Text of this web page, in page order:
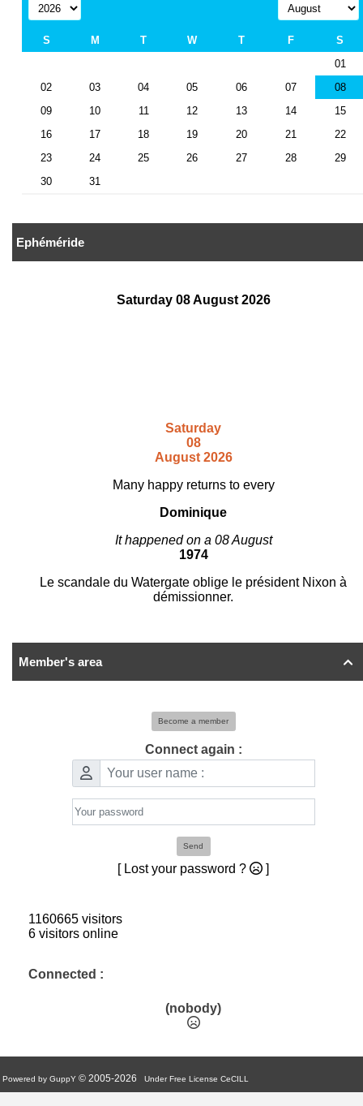
아주 많은 활동을 했습니다.
Ephéméride
Saturday 08 August 2026
Saturday
08
August 2026
Many happy returns to every
Dominique
It happened on a 08 August
1974
Le scandale du Watergate oblige le président Nixon à
démissionner.

Member's area
Become a member
Connect again :
Send
[ Lost your password ? ]
1160665 visitors
6 visitors online
Connected :
(nobody)
Powered by GuppY © 2005-2026 Under Free License CeCILL